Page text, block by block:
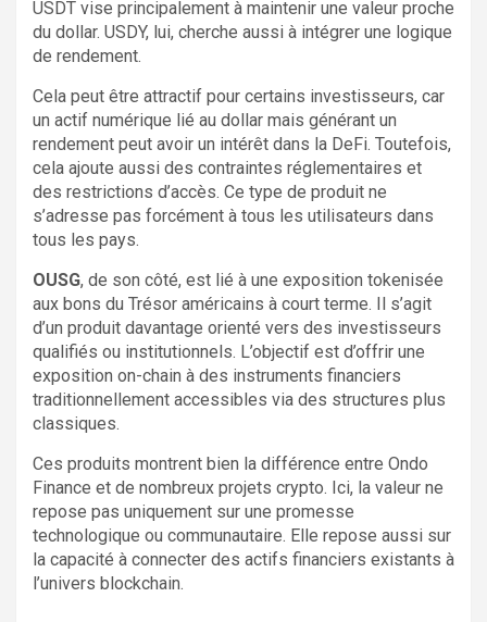
USDT vise principalement à maintenir une valeur proche
du dollar. USDY, lui, cherche aussi à intégrer une logique
de rendement.
Cela peut être attractif pour certains investisseurs, car
un actif numérique lié au dollar mais générant un
rendement peut avoir un intérêt dans la DeFi. Toutefois,
cela ajoute aussi des contraintes réglementaires et
des restrictions d’accès. Ce type de produit ne
s’adresse pas forcément à tous les utilisateurs dans
tous les pays.
OUSG, de son côté, est lié à une exposition tokenisée
aux bons du Trésor américains à court terme. Il s’agit
d’un produit davantage orienté vers des investisseurs
qualifiés ou institutionnels. L’objectif est d’offrir une
exposition on-chain à des instruments financiers
traditionnellement accessibles via des structures plus
classiques.
Ces produits montrent bien la différence entre Ondo
Finance et de nombreux projets crypto. Ici, la valeur ne
repose pas uniquement sur une promesse
technologique ou communautaire. Elle repose aussi sur
la capacité à connecter des actifs financiers existants à
l’univers blockchain.